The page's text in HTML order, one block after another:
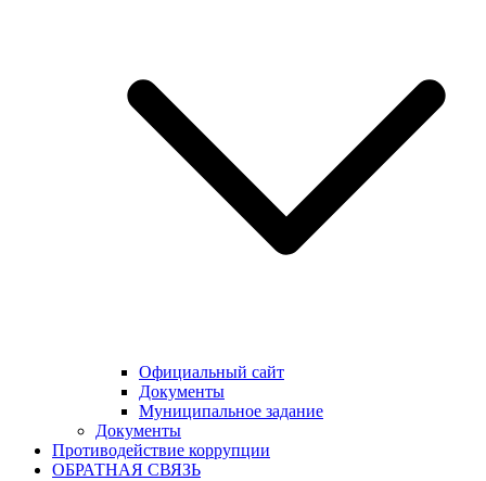
Официальный сайт
Документы
Муниципальное задание
Документы
Противодействие коррупции
ОБРАТНАЯ СВЯЗЬ